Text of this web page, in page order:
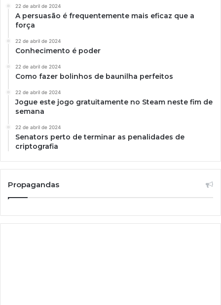
22 de abril de 2024
A persuasão é frequentemente mais eficaz que a
força
22 de abril de 2024
Conhecimento é poder
22 de abril de 2024
Como fazer bolinhos de baunilha perfeitos
22 de abril de 2024
Jogue este jogo gratuitamente no Steam neste fim de
semana
22 de abril de 2024
Senators perto de terminar as penalidades de
criptografia
Propagandas